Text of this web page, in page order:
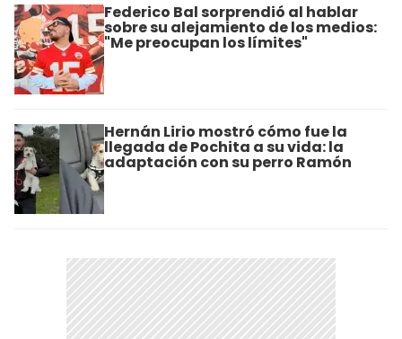
Federico Bal sorprendió al hablar
sobre su alejamiento de los medios:
"Me preocupan los límites"
Hernán Lirio mostró cómo fue la
llegada de Pochita a su vida: la
adaptación con su perro Ramón